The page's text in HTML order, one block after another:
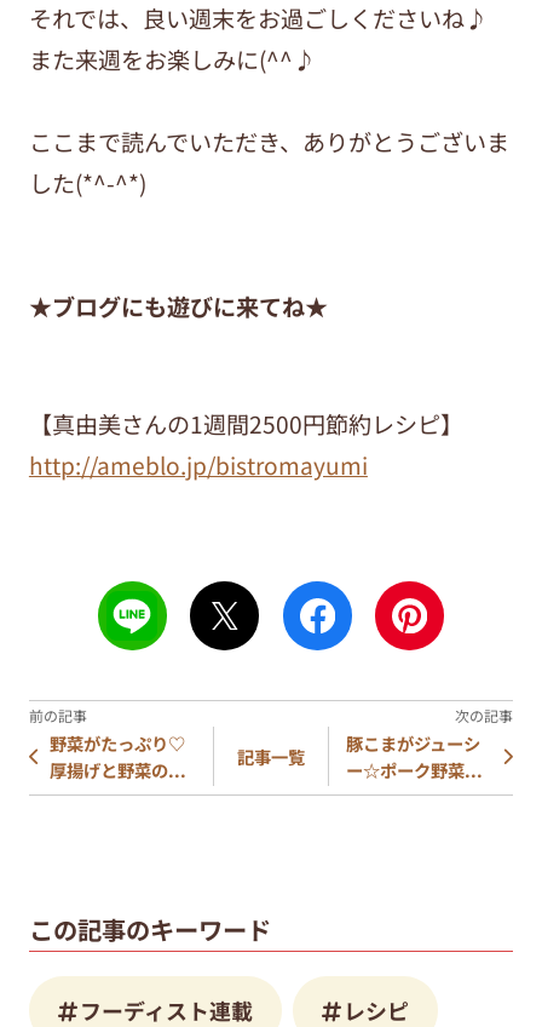
それでは、良い週末をお過ごしくださいね♪
また来週をお楽しみに(^^♪
ここまで読んでいただき、ありがとうございま
した(*^-^*)
★ブログにも遊びに来てね★
【真由美さんの1週間2500円節約レシピ】
http://ameblo.jp/bistromayumi
野菜がたっぷり♡
厚揚げと野菜の...
記事一覧
豚こまがジューシ
ー☆ポーク野菜...
この記事のキーワード
フーディスト連載 レシピ